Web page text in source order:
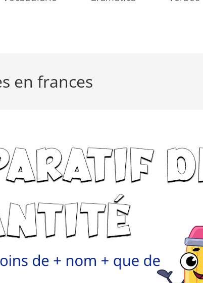
en frances